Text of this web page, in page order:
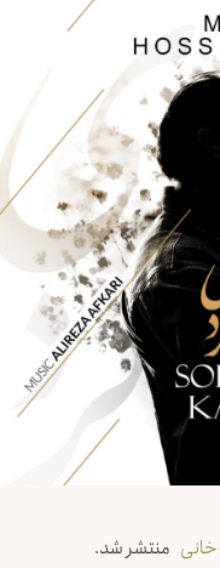
منتشر شد.